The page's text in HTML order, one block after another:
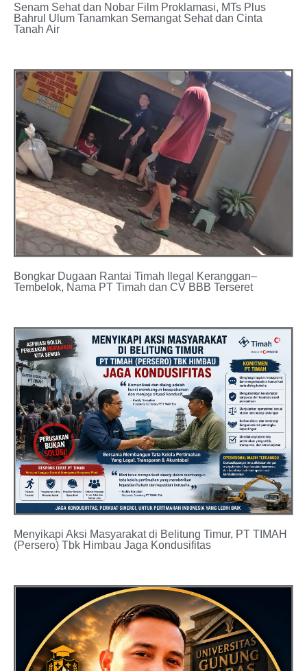
Senam Sehat dan Nobar Film Proklamasi, MTs Plus
Bahrul Ulum Tanamkan Semangat Sehat dan Cinta
Tanah Air
Bongkar Dugaan Rantai Timah Ilegal Keranggan–
Tembelok, Nama PT Timah dan CV BBB Terseret
Menyikapi Aksi Masyarakat di Belitung Timur, PT TIMAH
(Persero) Tbk Himbau Jaga Kondusifitas